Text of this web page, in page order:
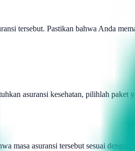
tersebut. Pastikan bahwa Anda
asuransi kesehatan, pilihlah paket
masa asuransi tersebut sesuai